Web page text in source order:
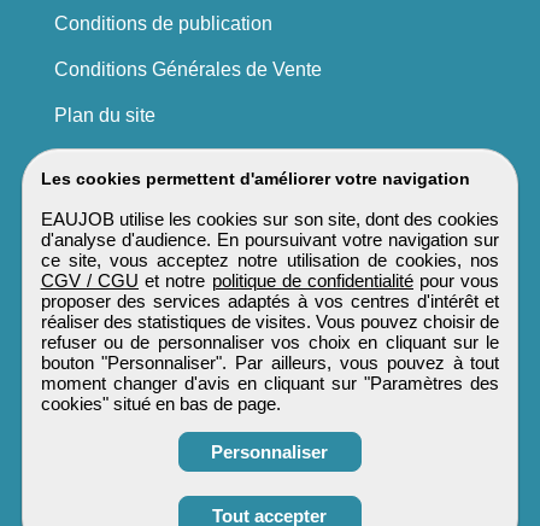
Obtenir ses
Les cookies permettent d'améliorer votre navigation
EAUJOB utilise les cookies sur son site, dont des cookies
d'analyse d'audience. En poursuivant votre navigation sur
ce site, vous acceptez notre utilisation de cookies, nos
CGV / CGU et notre politique de confidentialité pour vous
proposer des services adaptés à vos centres d'intérêt et
réaliser des statistiques de visites. Vous pouvez choisir de
refuser ou de personnaliser vos choix en cliquant sur le
bouton "Personnaliser". Par ailleurs, vous pouvez à tout
moment changer d'avis en cliquant sur "Paramètres des
cookies" situé en bas de page.
Personnaliser
Tout accepter
Conditions de publication
Conditions Générales de Vente
Plan du site